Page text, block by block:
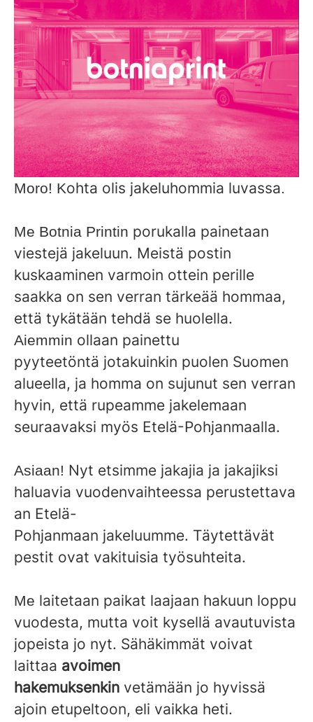
Moro! Kohta olis jakeluhommia luvassa.
Me Botnia Printin porukalla painetaan
viestejä jakeluun. Meistä postin
kuskaaminen varmoin ottein perille
saakka on sen verran tärkeää hommaa,
että tykätään tehdä se huolella.
Aiemmin ollaan painettu
pyyteetöntä jotakuinkin puolen Suomen
alueella, ja homma on sujunut sen verran
hyvin, että rupeamme jakelemaan
seuraavaksi myös Etelä-Pohjanmaalla.
Asiaan! Nyt etsimme jakajia ja jakajiksi
haluavia vuodenvaihteessa perustettava
an Etelä-
Pohjanmaan jakeluumme. Täytettävät
pestit ovat vakituisia työsuhteita.
Me laitetaan paikat laajaan hakuun loppu
vuodesta, mutta voit kysellä avautuvista
jopeista jo nyt. Sähäkimmät voivat
laittaa avoimen
hakemuksenkin vetämään jo hyvissä
ajoin etupeltoon, eli vaikka heti.